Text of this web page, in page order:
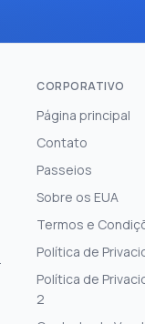
CORPORATIVO
Página principal
Contato
Passeios
Sobre os EUA
Termos e
Política de
Política de
2